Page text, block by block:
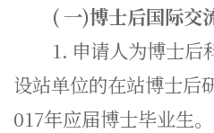
(一)博士后国际交
1. 申请人为博士后
设站单位的在站博士后
017年应届博士毕业生